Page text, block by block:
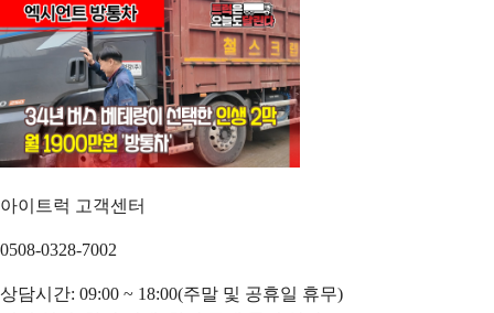
아이트럭 고객센터
0508-0328-7002
상담시간: 09:00 ~ 18:00(주말 및 공휴일 휴무)